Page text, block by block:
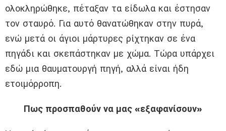
ολοκληρώθηκε, πέταξαν τα είδωλα και έστησαν
τον σταυρό. Για αυτό θανατώθηκαν στην πυρά,
ενώ μετά οι άγιοι μάρτυρες ρίχτηκαν σε ένα
πηγάδι και σκεπάστηκαν με χώμα. Τώρα υπάρχει
εδώ μια θαυματουργή πηγή, αλλά είναι ήδη
ετοιμόρροπη.
Πως προσπαθούν να μας «εξαφανίσουν»